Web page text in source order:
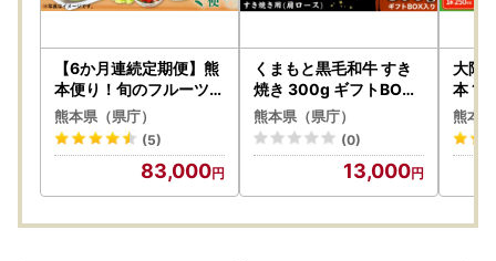
熊本県(県庁)はオンラインワンストップ申請対象自治体で
す。
「ヤマト運輸」お届け先変更（転送）サービス有料化につい
ヤマト運輸のサービス変更に伴い、2023年6月1日転送依頼
先までの運賃が着払い」となり、受取人様へ費用負担が生じ
【6か月連続定期便】熊
本便り！旬のフルーツ詰
め合わせ定期便 ｜ くだ
もの 果物 フルーツ 旬 い
ちご 柑橘 みかん メロン
すいか シャインマスカ
ット 梨 熊本県
熊本県（県庁）
(5)
83,000
くまもと黒毛和牛 すき
焼き 300g ギフトBOX
入り 肩ロース 牛肉 スラ
イス 国産
熊本県（県庁）
(0)
13,000
大阿
本 1
温保
熊本